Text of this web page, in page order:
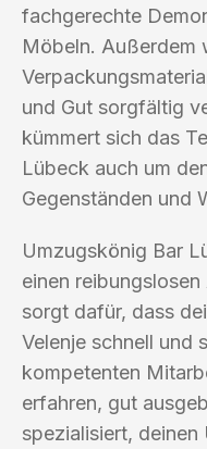
fachgerechte
Möbeln. Außerdem
und Gut sorgfältig
kümmert sich das
Lübeck auch um
Gegenständen und
Umzugskönig Bar
einen
sorgt dafür, dass
Velenje schnell und
kompetenten
erfahren, gut
spezialisiert,